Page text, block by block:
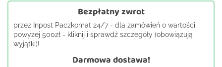
Bezpłatny zwrot
przez Inpost Paczkomat 24/7 - dla zamówień o wartości
powyżej 500zł - kliknij i sprawdź szczegóły (obowiązują
wyjątki)!
Darmowa dostawa!